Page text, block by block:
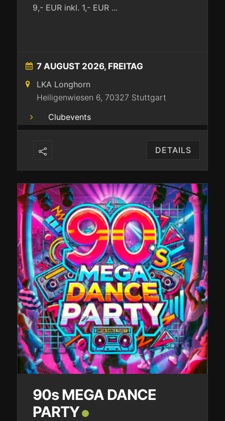
9,- EUR inkl. 1,- EUR ...
7 AUGUST 2026, FREITAG
LKA Longhorn
Heiligenwiesen 6, 70327 Stuttgart
Clubevents
DETAILS
90s MEGA DANCE
PARTY